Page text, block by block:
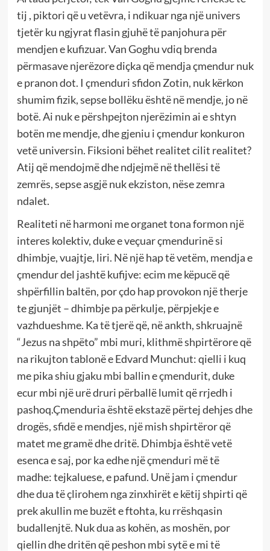
tij , piktori që u vetëvra, i ndikuar nga një univers
tjetër ku ngjyrat flasin gjuhë të panjohura për
mendjen e kufizuar. Van Goghu vdiq brenda
përmasave njerëzore diçka që mendja çmendur nuk
e pranon dot. I çmenduri sfidon Zotin, nuk kërkon
shumim fizik, sepse bollëku është në mendje, jo në
botë. Ai nuk e përshpejton njerëzimin ai e shtyn
botën me mendje, dhe gjeniu i çmendur konkuron
vetë universin. Fiksioni bëhet realitet cilit realitet?
Atij që mendojmë dhe ndjejmë në thellësi të
zemrës, sepse asgjë nuk ekziston, nëse zemra
ndalet.
Realiteti në harmoni me organet tona formon një
interes kolektiv, duke e veçuar çmendurinë si
dhimbje, vuajtje, liri. Në një hap të vetëm, mendja e
çmendur del jashtë kufijve: ecim me këpucë që
shpërfillin baltën, por çdo hap provokon një therje
te gjunjët – dhimbje pa përkulje, përpjekje e
vazhdueshme. Ka të tjerë që, në ankth, shkruajnë
“Jezus na shpëto” mbi muri, klithmë shpirtërore që
na rikujton tablonë e Edvard Munchut: qielli i kuq
me pika shiu gjaku mbi ballin e çmendurit, duke
ecur mbi një urë druri përballë lumit që rrjedh i
pashoq.Çmenduria është ekstazë përtej dehjes dhe
drogës, sfidë e mendjes, një mish shpirtëror që
matet me gramë dhe dritë. Dhimbja është vetë
esenca e saj, por ka edhe një çmenduri më të
madhe: tejkaluese, e pafund. Unë jam i çmendur
dhe dua të çlirohem nga zinxhirët e këtij shpirti që
prek akullin me buzët e ftohta, ku rrëshqasin
budallenjtë. Nuk dua as kohën, as moshën, por
qiellin dhe dritën që peshon mbi sytë e mi të